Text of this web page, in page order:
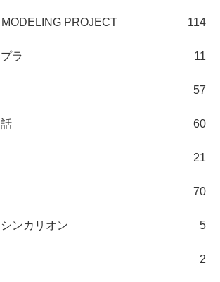
PROJECT 114
ラ 11
57
60
21
70
ンカリオン 5
2